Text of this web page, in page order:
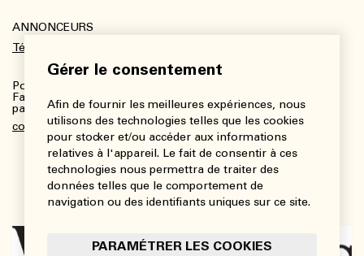
Gérer le consentement
Afin de fournir les meilleures expériences, nous
utilisons des technologies telles que les cookies
pour stocker et/ou accéder aux informations
relatives à l'appareil. Le fait de consentir à ces
technologies nous permettra de traiter des
données telles que le comportement de
navigation ou des identifiants uniques sur ce site.
PARAMÉTRER LES COOKIES
ANNONCEURS
Télécharger le kit média
Pour plus de renseignements :
Fanny Charbonneau, Responsable des communications,
partenariats et publicités
communications@viedesarts.com